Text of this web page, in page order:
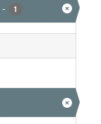
- 1